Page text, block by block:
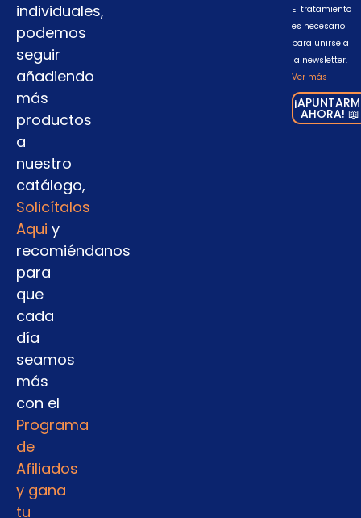
individuales,
podemos
seguir
añadiendo
más
productos
a
nuestro
catálogo,
Solicítalos
Aqui y
recomiéndanos
para
que
cada
día
seamos
más
con el
Programa
de
Afiliados
y gana
tu
El tratamiento
es necesario
para unirse a
la newsletter.
Ver más
AHORA! 📖